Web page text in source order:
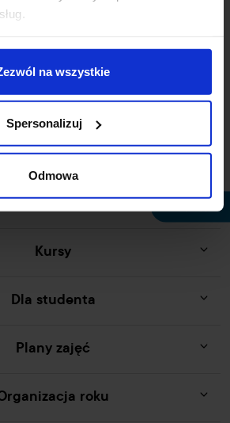
na wszystkie
Spersonalizuj
Odmowa
Studia skrócone
magisterskie
podyplomowe
Kursy
Dla studenta
Plany zajęć
roku